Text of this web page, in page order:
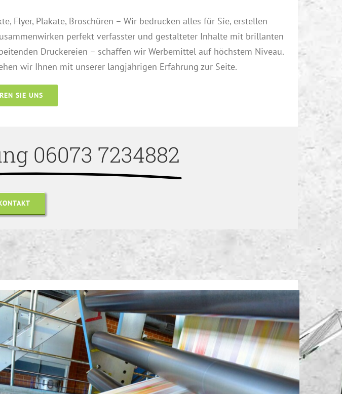
Flyer, Plakate, Broschüren – Wir bedrucken alles für Sie, erstellen
perfekt verfasster und gestalteter Inhalte mit brillanten
Druckereien – schaffen wir Werbemittel auf höchstem Niveau.
wir Ihnen mit unserer langjährigen Erfahrung zur Seite.
SIE UNS
06073 7234882